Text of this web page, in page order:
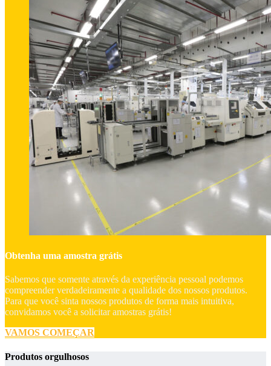
Obtenha uma amostra grátis
Sabemos que somente através da experiência pessoal podemos
compreender verdadeiramente a qualidade dos nossos produtos.
Para que você sinta nossos produtos de forma mais intuitiva,
convidamos você a solicitar amostras grátis!
VAMOS COMEÇAR
Produtos orgulhosos